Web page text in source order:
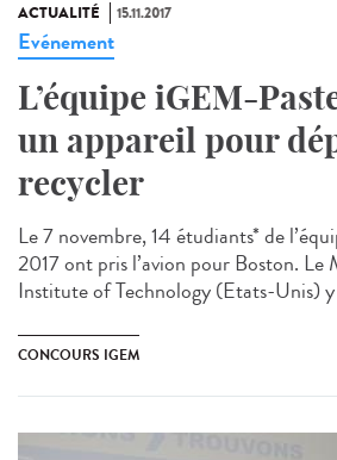
ACTUALITÉ 15.11.2017
Evénement
L’équipe iGEM-
un appareil pour
recycler
Le 7 novembre, 14 étudiants* de
2017 ont pris l’avion pour Boston. Le
Institute of Technology (Etats-Unis)
CONCOURS IGEM